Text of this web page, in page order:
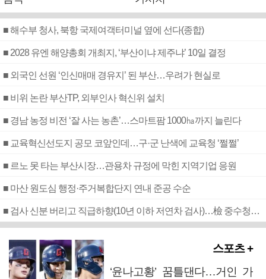
■ 해수부 청사, 북항 국제여객터미널 옆에 선다(종합)
■ 2028 유엔 해양총회 개최지, ‘부산이냐 제주냐’ 10일 결정
■ 외국인 선원 ‘인신매매 경유지’ 된 부산…우려가 현실로
■ 비위 논란 부산TP, 외부인사 혁신위 설치
■ 경남 농정 비전 ‘잘 사는 농촌’…스마트팜 1000㏊까지 늘린다
■ 교육혁신선도지 공모 코앞인데…구·군 난색에 교육청 ‘쩔쩔’
■ 르노 못 타는 부산시장…관용차 규정에 막힌 지역기업 응원
■ 마산 원도심 행정·주거복합단지 연내 준공 수순
■ 검사 신분 버리고 직급하향(10년 이하 저연차 검사)…檢 중수청행 기피
스포츠 +
‘윤나고황’ 꿈틀댄다…거인 가